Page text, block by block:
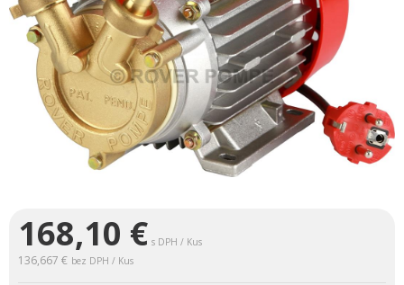
168,10 € s DPH / Kus
136,667 € bez DPH / Kus